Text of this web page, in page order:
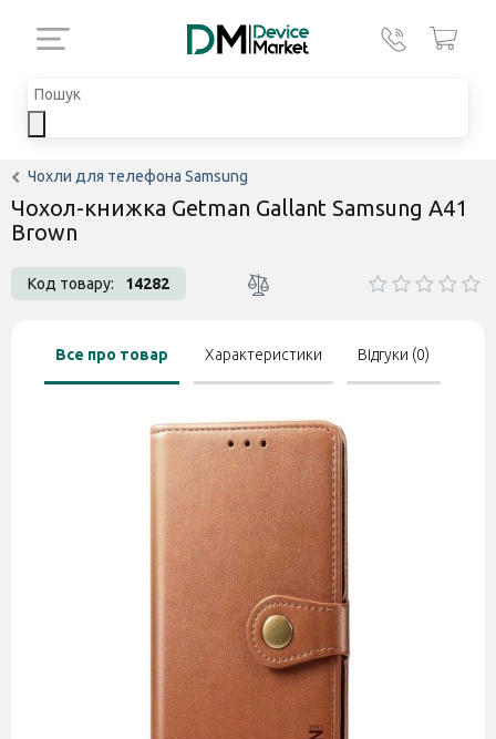
Чохли для телефона Samsung
Чохол-книжка Getman Gallant Samsung A41
Brown
Код товару: 14282
Все про товар Характеристики Відгуки (0)